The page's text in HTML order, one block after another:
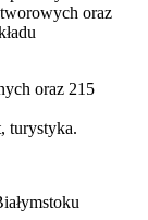
oraz
oraz 215
turystyka.